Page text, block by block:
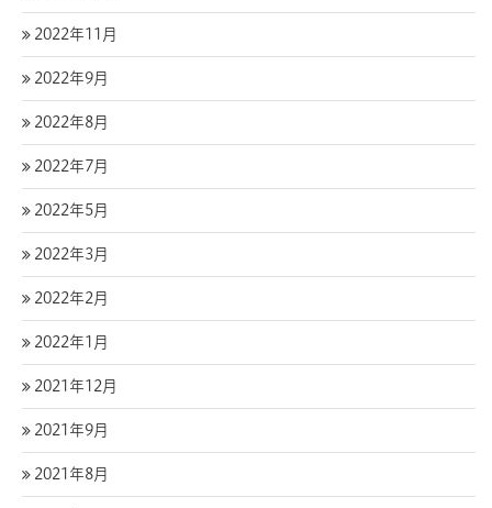
2022年11月
2022年9月
2022年8月
2022年7月
2022年5月
2022年3月
2022年2月
2022年1月
2021年12月
2021年9月
2021年8月